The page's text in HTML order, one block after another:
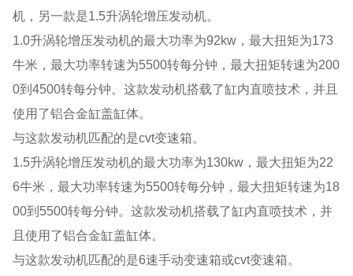
机，另一款是1.5升涡轮增压发动机。
1.0升涡轮增压发动机的最大功率为92kw，最大扭矩为173
牛米，最大功率转速为5500转每分钟，最大扭矩转速为200
0到4500转每分钟。这款发动机搭载了缸内直喷技术，并且
使用了铝合金缸盖缸体。
与这款发动机匹配的是cvt变速箱。
1.5升涡轮增压发动机的最大功率为130kw，最大扭矩为22
6牛米，最大功率转速为5500转每分钟，最大扭矩转速为18
00到5500转每分钟。这款发动机搭载了缸内直喷技术，并
且使用了铝合金缸盖缸体。
与这款发动机匹配的是6速手动变速箱或cvt变速箱。